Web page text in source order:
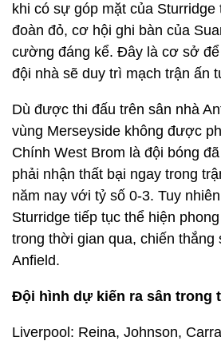
khi có sự góp mặt của
đoàn đỏ, cơ hội ghi bàn của
cường đáng kể. Đây là cơ sở
đội nhà sẽ duy trì mạch trận ấn
Dù được thi đấu trên sân nhà
vùng Merseyside không được
Chính West Brom là đội bóng
phải nhận thất bại ngay trong
năm nay với tỷ số 0-3. Tuy
Sturridge tiếp tục thể hiện
trong thời gian qua, chiến thắng
Anfield.
Đội hình dự kiến ra sân trong
Liverpool: Reina, Johnson,